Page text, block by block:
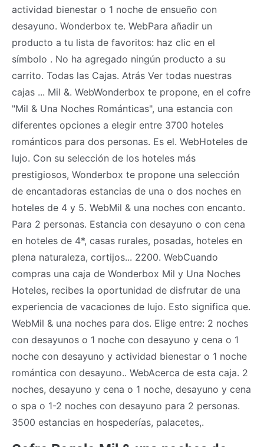
actividad bienestar o 1 noche de ensueño con
desayuno. Wonderbox te. WebPara añadir un
producto a tu lista de favoritos: haz clic en el
símbolo . No ha agregado ningún producto a su
carrito. Todas las Cajas. Atrás Ver todas nuestras
cajas ... Mil &. WebWonderbox te propone, en el cofre
"Mil & Una Noches Románticas", una estancia con
diferentes opciones a elegir entre 3700 hoteles
románticos para dos personas. Es el. WebHoteles de
lujo. Con su selección de los hoteles más
prestigiosos, Wonderbox te propone una selección
de encantadoras estancias de una o dos noches en
hoteles de 4 y 5. WebMil & una noches con encanto.
Para 2 personas. Estancia con desayuno o con cena
en hoteles de 4*, casas rurales, posadas, hoteles en
plena naturaleza, cortijos... 2200. WebCuando
compras una caja de Wonderbox Mil y Una Noches
Hoteles, recibes la oportunidad de disfrutar de una
experiencia de vacaciones de lujo. Esto significa que.
WebMil & una noches para dos. Elige entre: 2 noches
con desayunos o 1 noche con desayuno y cena o 1
noche con desayuno y actividad bienestar o 1 noche
romántica con desayuno.. WebAcerca de esta caja. 2
noches, desayuno y cena o 1 noche, desayuno y cena
o spa o 1-2 noches con desayuno para 2 personas.
3500 estancias en hospederías, palacetes,.